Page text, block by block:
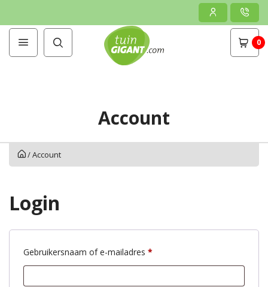
0
Account
/Account
Login
Gebruikersnaam of e-mailadres *